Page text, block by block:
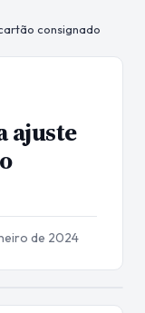
consignado
ajuste
de 2024